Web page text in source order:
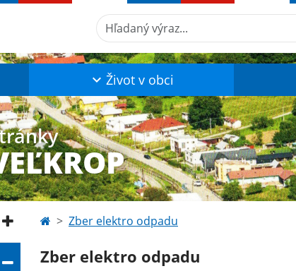
Hľadaný výraz...
Život v obci
Zber elektro odpadu
Zber elektro odpadu